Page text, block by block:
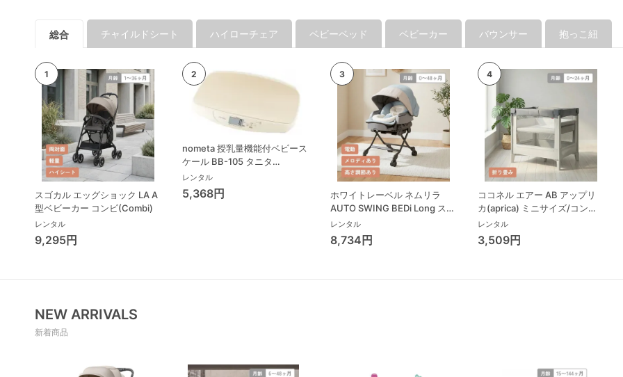
総合 チャイルドシート ハイローチェア ベビーベッド ベビーカー バウンサー 抱っこ紐
スゴカル エッグショック LA A
型ベビーカー コンビ(Combi)
レンタル
9,295円
nometa 授乳量機能付ベビース
ケール BB-105 タニタ
(TANITA) ベビースケール・体
重計
レンタル
5,368円
ホワイトレーベル ネムリラ
AUTO SWING BEDi Long スリ
ープシェル EG コンビ(Combi)
ハイローチェア・ベビーラック
レンタル
8,734円
ココネル エアー AB アップリ
カ(aprica) ミニサイズ/コンパ
クトベビーベッド
レンタル
3,509円
NEW ARRIVALS
新着商品